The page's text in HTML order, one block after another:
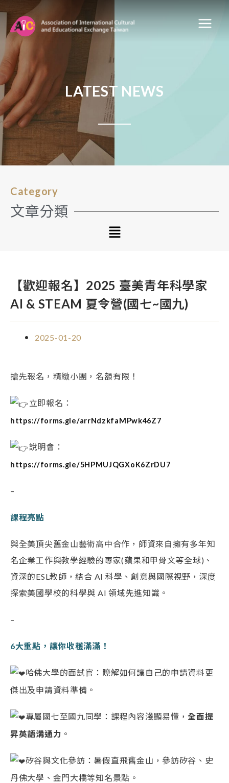
LATEST NEWS
Category
文章分類
【歡迎報名】2025 臺美青年科學家
AI & STEAM 夏令營(國七~國九)
2025-01-20
搶先報名，精緻小團，名額有限！
立即報名：
https://forms.gle/arrNdzkfaMPwk46Z7
說明會：
https://forms.gle/5HPMUJQGXoK6ZrDU7
–
課程亮點
與全美頂尖舊金山藝術高中合作，師資來自擁有多年知
名企業工作與教學經驗的專家(蘋果和甲骨文等全球)、
資深的ESL教師，結合 AI 科學、創意與國際視野，深度
探索美國學校的科學與 AI 領域先進知識。
–
6大重點，讓你收穫滿滿！
哈佛大學的面試官：瞭解如何讓自己的申請資料更
傑出及申請資料準備。
專屬國七至國九同學：課程內容淺顯易懂，全面提
昇英語溝通力 。
矽谷與文化參訪：暑假直飛舊金山，參訪矽谷、史
丹佛大學、金門大橋等知名景點。